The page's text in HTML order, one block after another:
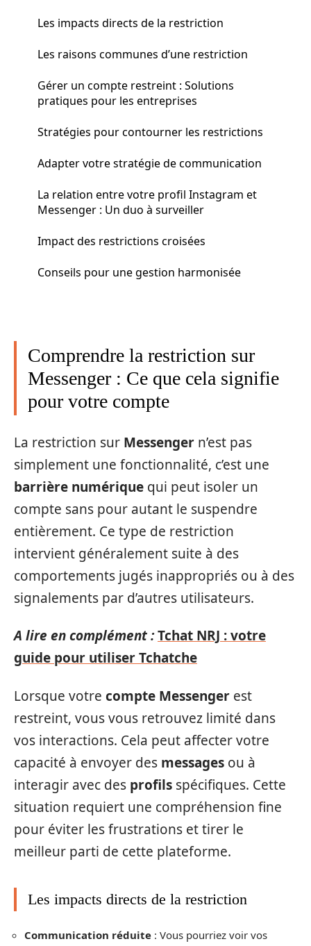
Les impacts directs de la restriction
Les raisons communes d’une restriction
Gérer un compte restreint : Solutions
pratiques pour les entreprises
Stratégies pour contourner les restrictions
Adapter votre stratégie de communication
La relation entre votre profil Instagram et
Messenger : Un duo à surveiller
Impact des restrictions croisées
Conseils pour une gestion harmonisée
Comprendre la restriction sur
Messenger : Ce que cela signifie
pour votre compte
La restriction sur Messenger n’est pas
simplement une fonctionnalité, c’est une
barrière numérique qui peut isoler un
compte sans pour autant le suspendre
entièrement. Ce type de restriction
intervient généralement suite à des
comportements jugés inappropriés ou à des
signalements par d’autres utilisateurs.
A lire en complément :Tchat NRJ : votre
guide pour utiliser Tchatche
Lorsque votre compte Messenger est
restreint, vous vous retrouvez limité dans
vos interactions. Cela peut affecter votre
capacité à envoyer des messages ou à
interagir avec des profils spécifiques. Cette
situation requiert une compréhension fine
pour éviter les frustrations et tirer le
meilleur parti de cette plateforme.
Les impacts directs de la restriction
Communication réduite : Vous pourriez voir vos